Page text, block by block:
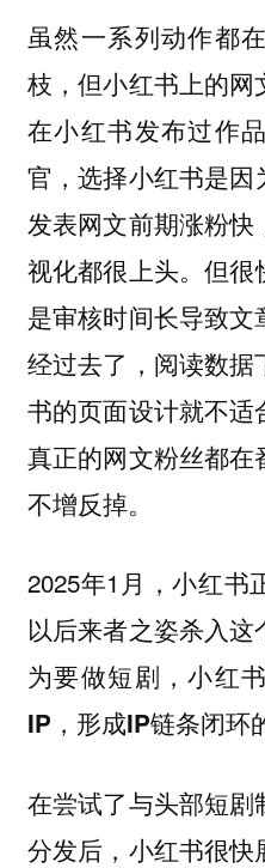
虽然一系列动作都
枝，但小红书上的
在小红书发布过作
官，选择小红书是因
发表网文前期涨粉
视化都很上头。但很
是审核时间长导致
经过去了，阅读数
书的页面设计就不
真正的网文粉丝都
不增反掉。
2025年1月，小红书
以后来者之姿杀入这
为要做短剧，小红
IP，形成IP链条闭环
在尝试了与头部短
分发后，小红书很快